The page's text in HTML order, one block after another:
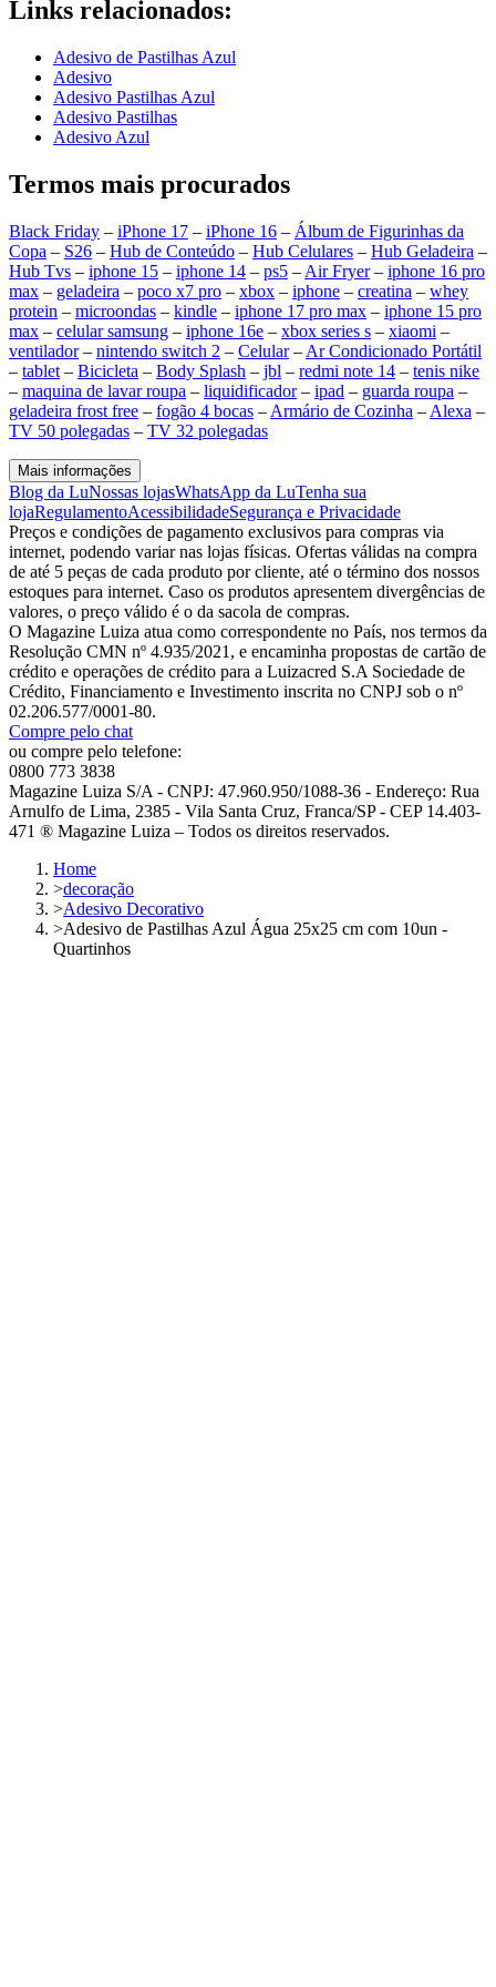
Links relacionados:
Adesivo de Pastilhas Azul
Adesivo
Adesivo Pastilhas Azul
Adesivo Pastilhas
Adesivo Azul
Termos mais procurados
Black Friday – iPhone 17 – iPhone 16 – Álbum de Figurinhas da
Copa – S26 – Hub de Conteúdo – Hub Celulares – Hub Geladeira –
Hub Tvs – iphone 15 – iphone 14 – ps5 – Air Fryer– iphone 16 pro
max – geladeira – poco x7 pro – xbox – iphone – creatina – whey
protein – microondas – kindle – iphone 17 pro max – iphone 15 pro
max – celular samsung – iphone 16e – xbox series s – xiaomi –
ventilador– nintendo switch 2 – Celular– Ar Condicionado Portátil
– tablet – Bicicleta – Body Splash – jbl – redmi note 14 – tenis nike
– maquina de lavar roupa – liquidificador– ipad – guarda roupa –
geladeira frost free – fogão 4 bocas – Armário de Cozinha – Alexa –
TV 50 polegadas – TV 32 polegadas
Mais informações
Blog da LuNossas lojasWhatsApp da LuTenha sua
lojaRegulamentoAcessibilidadeSegurança e Privacidade
Preços e condições de pagamento exclusivos para compras via
internet, podendo variar nas lojas físicas. Ofertas válidas na compra
de até 5 peças de cada produto por cliente, até o término dos nossos
estoques para internet. Caso os produtos apresentem divergências de
valores, o preço válido é o da sacola de compras.
O Magazine Luiza atua como correspondente no País, nos termos da
Resolução CMN nº 4.935/2021, e encaminha propostas de cartão de
crédito e operações de crédito para a Luizacred S.A Sociedade de
Crédito, Financiamento e Investimento inscrita no CNPJ sob o nº
02.206.577/0001-80.
Compre pelo chat
ou compre pelo telefone:
0800 773 3838
Magazine Luiza S/A - CNPJ: 47.960.950/1088-36 - Endereço: Rua
Arnulfo de Lima, 2385 - Vila Santa Cruz, Franca/SP - CEP 14.403-
471 ® Magazine Luiza – Todos os direitos reservados.
Home
>decoração
>Adesivo Decorativo
>Adesivo de Pastilhas Azul Água 25x25 cm com 10un -
Quartinhos